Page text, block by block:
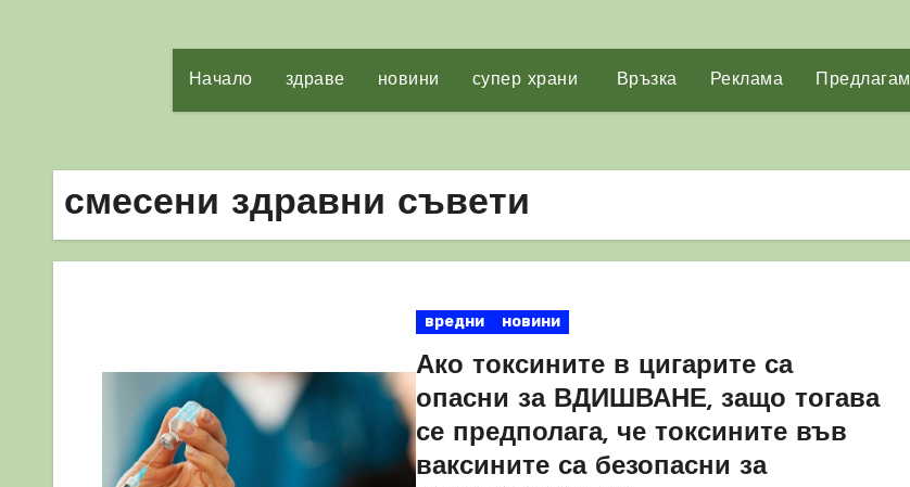
Начало здраве новини супер храни Връзка Реклама Предлагам
смесени здравни съвети
вредни новини
Ако токсините в цигарите са
опасни за ВДИШВАНЕ, защо тогава
се предполага, че токсините във
ваксините са безопасни за